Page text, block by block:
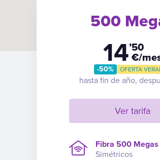
500
14’50
€/
-50% OFERTA
hasta fin de año,
Ver tarifa
Fibra 500 Megas
Simétricos